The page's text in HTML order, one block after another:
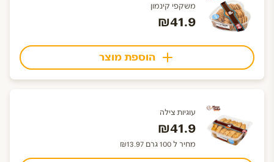
משקפי קינמון
₪41.9
הוספת מוצר
עוגיות צילה
₪41.9
מחיר ל 100 גרם ₪13.97